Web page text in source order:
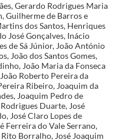
Gerardo Rodrigues Maria
Guilherme de Barros e
dos Santos, Henriques
José Gonçalves, Inácio
de Sá Júnior, João António
João dos Santos Gomes,
João Maria da Fonseca
Roberto Pereira da
Ribeiro, Joaquim da
Joaquim Pedro de
Duarte, José
José Claro Lopes de
Ferreira do Vale Serrano,
Rito Borralho, José Joaquim